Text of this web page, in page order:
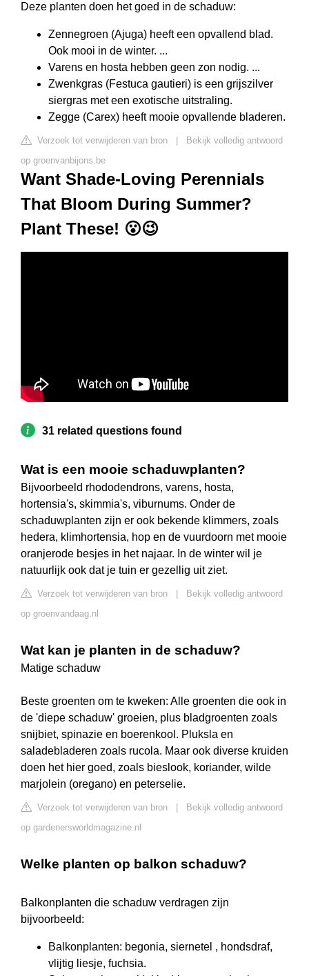
Deze planten doen het goed in de schaduw:
Zennegroen (Ajuga) heeft een opvallend blad.
Ook mooi in de winter. ...
Varens en hosta hebben geen zon nodig. ...
Zwenkgras (Festuca gautieri) is een grijszilver
siergras met een exotische uitstraling.
Zegge (Carex) heeft mooie opvallende bladeren.
Verzoek tot verwijderen van bron
Bekijk volledig antwoord
op groenvanbijons.be
Want Shade-Loving Perennials
That Bloom During Summer?
Plant These! 😮😉
31 related questions found
Wat is een mooie schaduwplanten?
Bijvoorbeeld rhododendrons, varens, hosta,
hortensia's, skimmia's, viburnums. Onder de
schaduwplanten zijn er ook bekende klimmers, zoals
hedera, klimhortensia, hop en de vuurdoorn met mooie
oranjerode besjes in het najaar. In de winter wil je
natuurlijk ook dat je tuin er gezellig uit ziet.
Verzoek tot verwijderen van bron
Bekijk volledig antwoord
op groenvandaag.nl
Wat kan je planten in de schaduw?
Matige schaduw
Beste groenten om te kweken: Alle groenten die ook in
de 'diepe schaduw' groeien, plus bladgroenten zoals
snijbiet, spinazie en boerenkool. Pluksla en
saladebladeren zoals rucola. Maar ook diverse kruiden
doen het hier goed, zoals bieslook, koriander, wilde
marjolein (oregano) en peterselie.
Verzoek tot verwijderen van bron
Bekijk volledig antwoord
op gardenersworldmagazine.nl
Welke planten op balkon schaduw?
Balkonplanten die schaduw verdragen zijn
bijvoorbeeld:
Balkonplanten: begonia, siernetel , hondsdraf,
vlijtig liesje, fuchsia.